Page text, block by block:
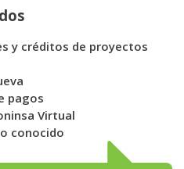
y créditos de proyectos
pagos
Virtual
conocido